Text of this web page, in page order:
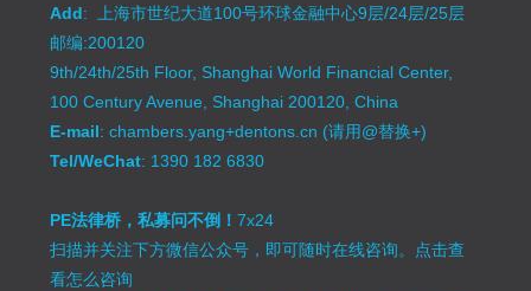
Add: 上海市世纪大道100号环球金融中心9层/24层/25层
邮编:200120
9th/24th/25th Floor, Shanghai World Financial Center,
100 Century Avenue, Shanghai 200120, China
E-mail: chambers.yang+dentons.cn (请用@替换+)
Tel/WeChat: 1390 182 6830
PE法律桥，私募问不倒！7x24
扫描并关注下方微信公众号，即可随时在线咨询。 点击查
看怎么咨询